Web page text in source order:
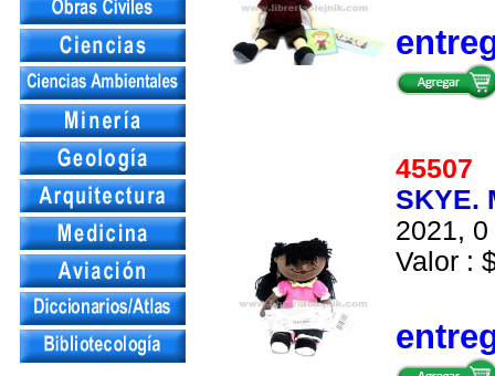
45507
SKYE.
2021,
Valor :